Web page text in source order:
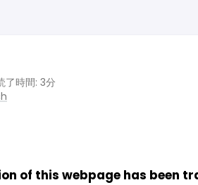
了時間: 3分
of this webpage has been